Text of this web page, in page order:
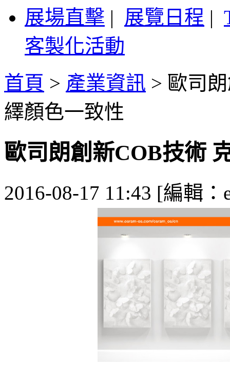
展場直擊 | 展覽日程 |
客製化活動
首頁 > 產業資訊 > 歐司
繹顏色一致性
歐司朗創新COB技術
2016-08-17 11:43 [編輯：